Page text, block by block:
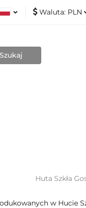
Waluta: PLN
Nowości
Huta Szkła
w Hucie